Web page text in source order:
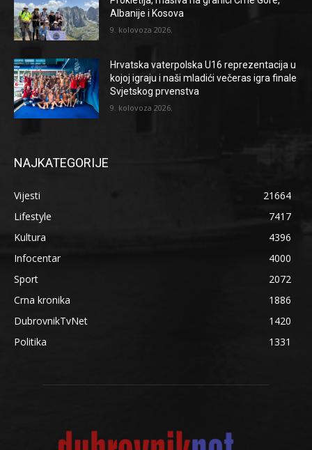
Albanije i Kosova
9. kolovoza 2026.
Hrvatska vaterpolska U16 reprezentacija u
kojoj igraju i naši mladići večeras igra finale
Svjetskog prvenstva
9. kolovoza 2026.
NAJKATEGORIJE
Vijesti
21664
Lifestyle
7417
Kultura
4396
Infocentar
4000
Sport
2072
Crna kronika
1886
DubrovnikTvNet
1420
Politika
1331